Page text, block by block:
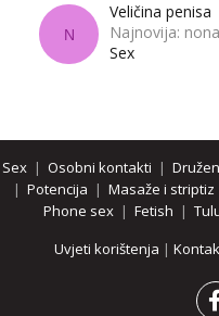
N
Veličina penisa
Najnovija:
Sex
Sex| Osobni kontakti |
| Potencija | Masaže i striptiz
Phone sex| Fetish |
Uvjeti korištenja |